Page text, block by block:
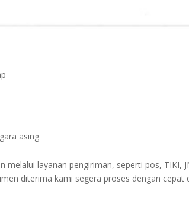
asing
layanan pengiriman, seperti pos, TIKI,
diterima kami segera proses dengan